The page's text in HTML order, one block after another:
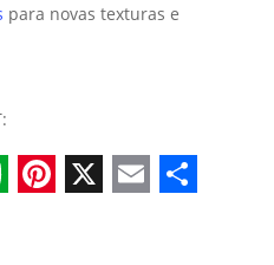
para novas texturas e